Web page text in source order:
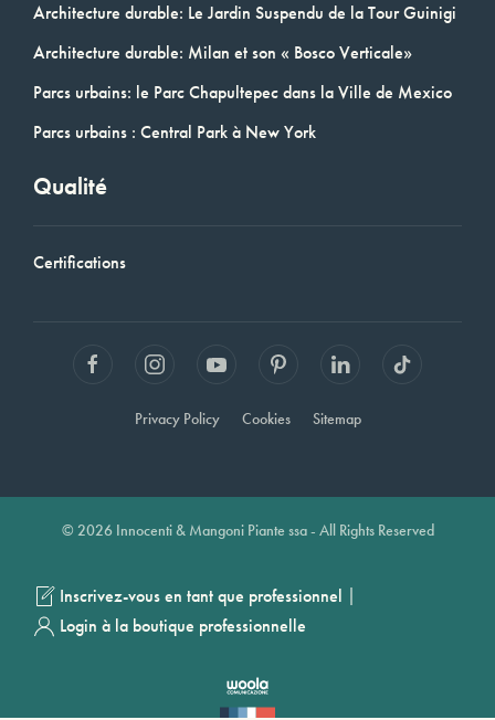
Architecture durable: Le Jardin Suspendu de la Tour Guinigi
Architecture durable: Milan et son « Bosco Verticale»
Parcs urbains: le Parc Chapultepec dans la Ville de Mexico
Parcs urbains : Central Park à New York
Qualité
Certifications
Privacy Policy Cookies Sitemap
© 2026 Innocenti & Mangoni Piante ssa - All Rights Reserved
Inscrivez-vous en tant que professionnel |
Login à la boutique professionnelle